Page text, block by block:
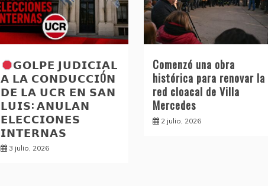
𝗚𝗢𝗟𝗣𝗘 𝗝𝗨𝗗𝗜𝗖𝗜𝗔𝗟
𝗔 𝗟𝗔 𝗖𝗢𝗡𝗗𝗨𝗖𝗖𝗜Ó𝗡
𝗗𝗘 𝗟𝗔 𝗨𝗖𝗥 𝗘𝗡 𝗦𝗔𝗡
𝗟𝗨𝗜𝗦: 𝗔𝗡𝗨𝗟𝗔𝗡
𝗘𝗟𝗘𝗖𝗖𝗜𝗢𝗡𝗘𝗦
𝗜𝗡𝗧𝗘𝗥𝗡𝗔𝗦
3 julio, 2026
Comenzó una obra
histórica para renovar la
red cloacal de Villa
Mercedes
2 julio, 2026